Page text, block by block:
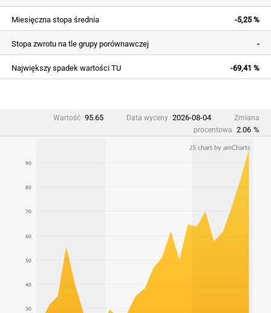
Miesięczna stopa średnia -5,25 %
Stopa zwrotu na tle grupy porównawczej -
Największy spadek wartości TU -69,41 %
Wartość 95.65 Data wyceny 2026-08-04
Zmiana
procentowa 2.06 %
30
40
50
60
70
80
90
JS chart by amCharts